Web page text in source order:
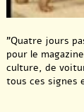
"Quatre jours
pour le
culture, de
tous ces signes